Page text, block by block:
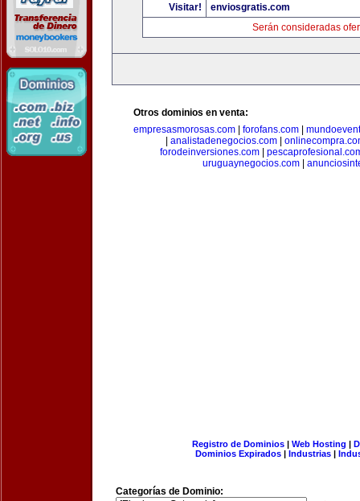
Visitar!
enviosgratis.com
Serán consideradas
Otros dominios en venta:
empresasmorosas.com
forofans.com
analistadenegocios.com
forodeinversiones.com
uruguaynegocios.com
Registro de Dominios| Web Hosting |
Dominios Expirados | Industrias |
Categorías de Dominio: